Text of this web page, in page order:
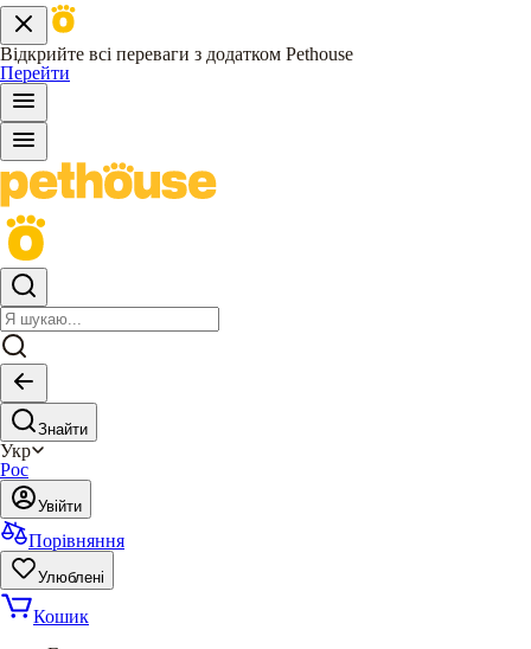
Відкрийте всі переваги з додатком Pethouse
Перейти
Знайти
Укр
Рос
Увійти
Порівняння
Улюблені
Кошик